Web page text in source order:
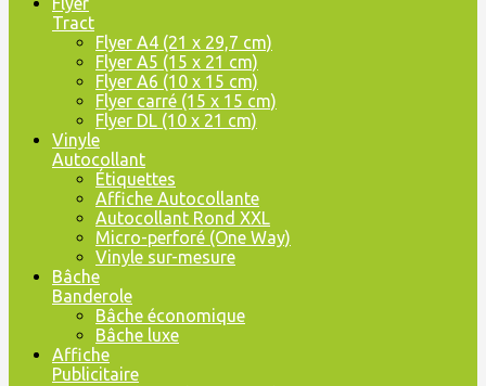
Tract
Flyer A4 (21 x 29,7 cm)
Flyer A5 (15 x 21 cm)
Flyer A6 (10 x 15 cm)
Flyer carré (15 x 15 cm)
Flyer DL (10 x 21 cm)
Vinyle
Autocollant
Étiquettes
Affiche Autocollante
Autocollant Rond XXL
Micro-perforé (One Way)
Vinyle sur-mesure
Bâche
Banderole
Bâche économique
Bâche luxe
Affiche
Publicitaire